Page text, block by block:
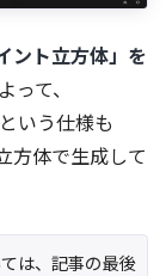
ント立方体」を
て、
いう仕様も
方体で生成して
は、記事の最後